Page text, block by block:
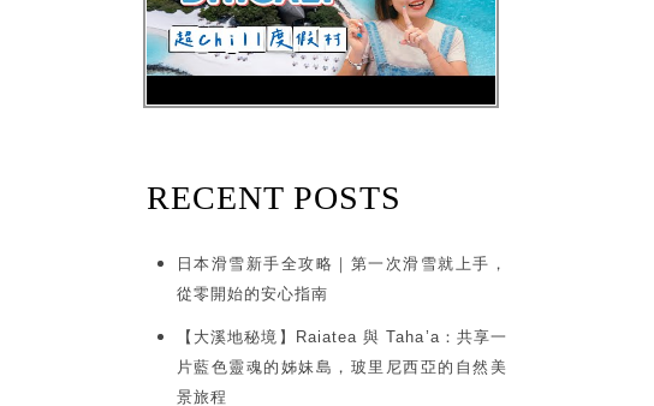
RECENT POSTS
日本滑雪新手全攻略｜第一次滑雪就上手，
從零開始的安心指南
【大溪地秘境】Raiatea 與 Taha’a：共享一
片藍色靈魂的姊妹島，玻里尼西亞的自然美
景旅程